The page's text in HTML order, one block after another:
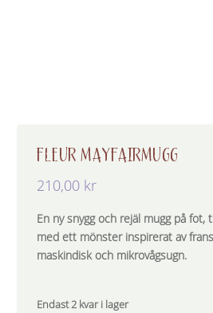
FLEUR MAYFAIRMUGG
210,00 kr
En ny snygg och rejäl mugg på fot,
med ett mönster inspirerat av
maskindisk och mikrovågsugn.
Endast 2 kvar i lager